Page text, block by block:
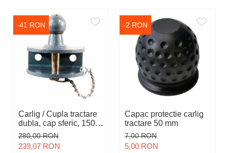
-41 RON
Carlig / Cupla tractare
dubla, cap sferic, 1500
kg
280,00 RON
239,07 RON
-2 RON
Capac protectie carlig
tractare 50 mm
7,00 RON
5,00 RON